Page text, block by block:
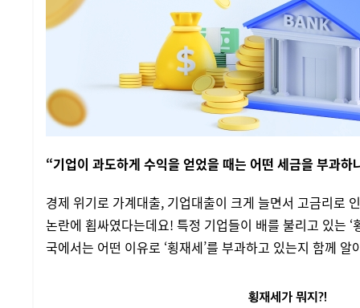
“기업이 과도하게 수익을 얻었을 때는 어떤 세금을 부과하
경제 위기로 가계대출, 기업대출이 크게 늘면서 고금리로
논란에 횝싸였다는데요! 특정 기업들이 배를 불리고 있는 ‘
국에서는 어떤 이유로 ‘횡재세’를 부과하고 있는지 함께 알